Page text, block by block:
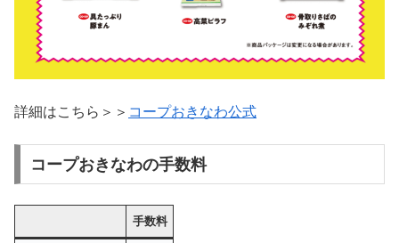
詳細はこちら＞＞ コープおきなわ公式
コープおきなわの手数料
手数料